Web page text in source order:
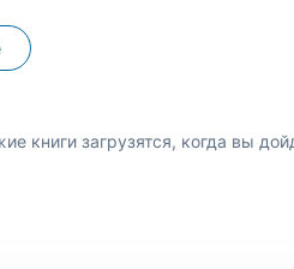
книги загрузятся, когда вы